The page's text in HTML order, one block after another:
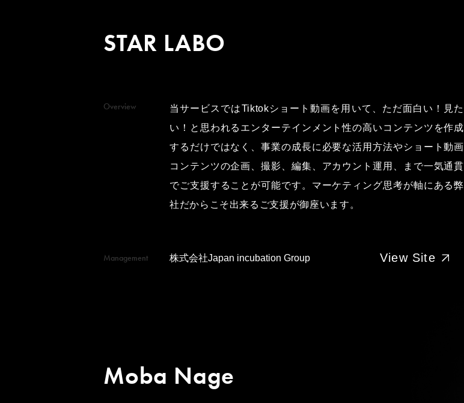
STAR LABO
Overview
当サービスではTiktokショート動画を用いて、ただ面白い！見た
い！と思われるエンターテインメント性の高いコンテンツを作成
するだけではなく、事業の成長に必要な活用方法やショート動画
コンテンツの企画、撮影、編集、アカウント運用、まで一気通貫
でご支援することが可能です。マーケティング思考が軸にある弊
社だからこそ出来るご支援が御座います。
Management 株式会社Japan incubation Group View Site
Moba Nage